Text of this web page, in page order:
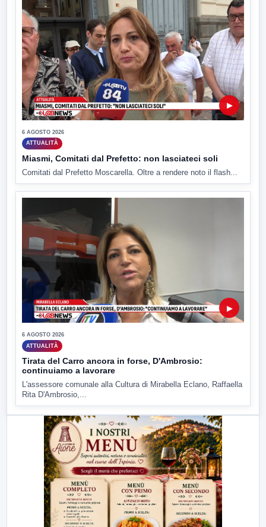
▶
6 AGOSTO 2026
ATTUALITÀ
Miasmi, Comitati dal Prefetto: non lasciateci soli
Comitati dal Prefetto Moscarella. Oltre a rendere noto il flash...
▶
6 AGOSTO 2026
ATTUALITÀ
Tirata del Carro ancora in forse, D'Ambrosio:
continuiamo a lavorare
L'assessore comunale alla Cultura di Mirabella Eclano, Raffaella
Rita D'Ambrosio,...